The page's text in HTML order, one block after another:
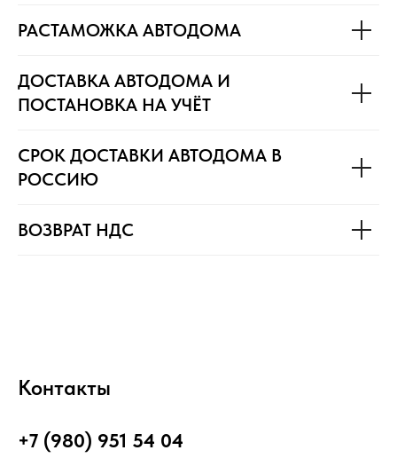
РАСТАМОЖКА АВТОДОМА
ДОСТАВКА АВТОДОМА И
ПОСТАНОВКА НА УЧЁТ
СРОК ДОСТАВКИ АВТОДОМА В
РОССИЮ
ВОЗВРАТ НДС
Контакты
+7 (980) 951 54 04